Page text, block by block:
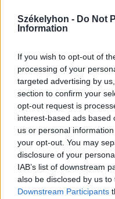
Székelyhon - Do Not
Information
If you wish to opt-out of
processing of your
targeted advertising by
section to confirm your
opt-out request is
interest-based ads based
us or personal
your opt-out. You may
disclosure of your
IAB’s list of downstream
also be disclosed by us
Downstream Participants